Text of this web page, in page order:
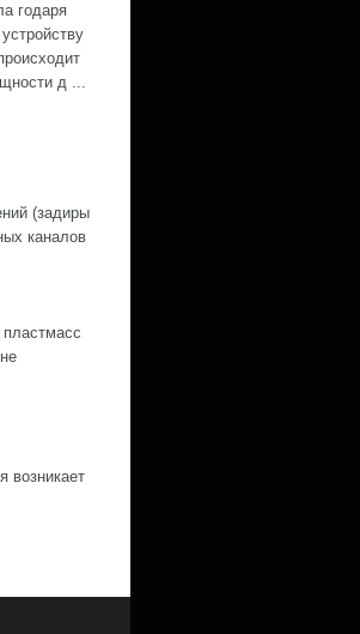
годаря
д ...
(задиры
каналов
возникает